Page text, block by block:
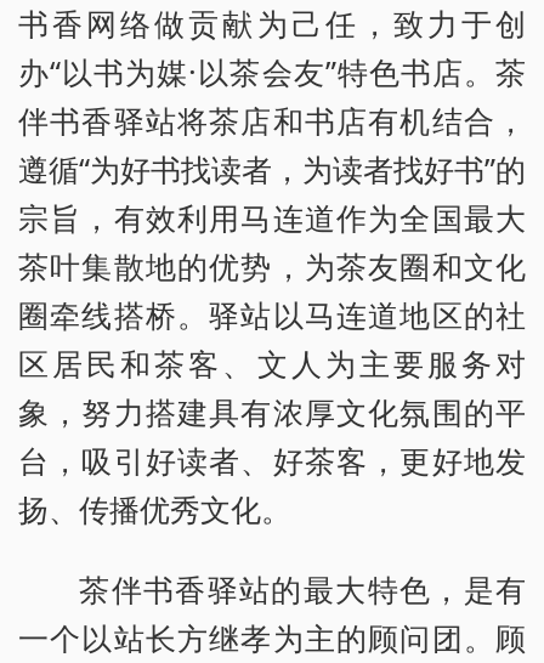
书香网络做贡献为己任，致力于创
办“以书为媒·以茶会友”特色书店。茶
伴书香驿站将茶店和书店有机结合，
遵循“为好书找读者，为读者找好书”的
宗旨，有效利用马连道作为全国最大
茶叶集散地的优势，为茶友圈和文化
圈牵线搭桥。驿站以马连道地区的社
区居民和茶客、文人为主要服务对
象，努力搭建具有浓厚文化氛围的平
台，吸引好读者、好茶客，更好地发
扬、传播优秀文化。
茶伴书香驿站的最大特色，是有
一个以站长方继孝为主的顾问团。顾